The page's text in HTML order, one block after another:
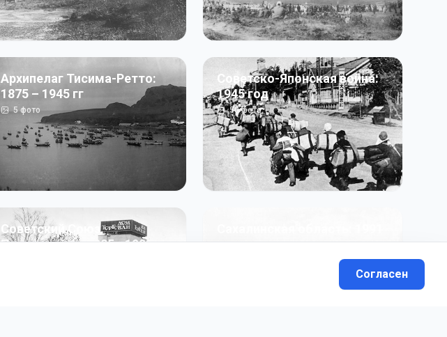
Архипелаг Тисима-Ретто:
1875 – 1945 гг
5фото
Советско-Японская война:
1945 год
50фото
Советский Союз.
Перестройка: 1985 - 1991 гг
- н.в.
Согласен